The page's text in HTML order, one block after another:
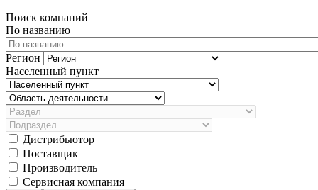
Поиск компаний
По названию
Регион
Населенный пункт
Дистрибьютор
Поставщик
Производитель
Сервисная компания